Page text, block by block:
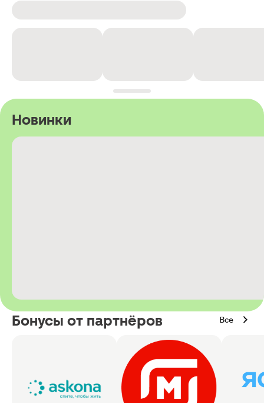
Новинки
Бонусы от партнёров Все